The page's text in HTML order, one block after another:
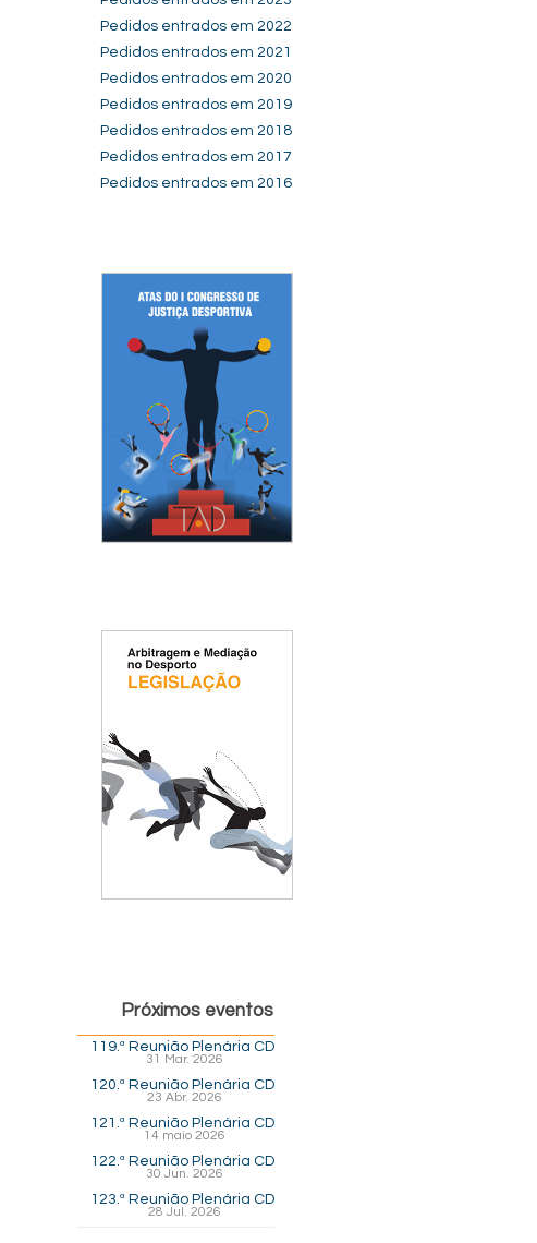
Pedidos entrados em 2022
Pedidos entrados em 2021
Pedidos entrados em 2020
Pedidos entrados em 2019
Pedidos entrados em 2018
Pedidos entrados em 2017
Pedidos entrados em 2016
Próximos eventos
119.ª Reunião Plenária CD
31 Mar. 2026
120.ª Reunião Plenária CD
23 Abr. 2026
121.ª Reunião Plenária CD
14 maio 2026
122.ª Reunião Plenária CD
30 Jun. 2026
123.ª Reunião Plenária CD
28 Jul. 2026